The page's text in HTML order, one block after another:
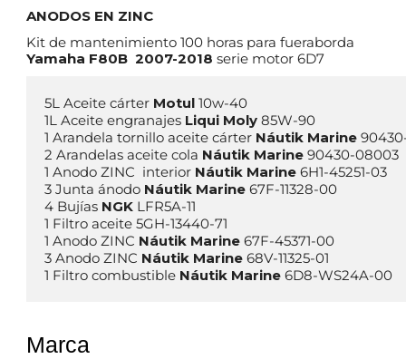
ANODOS EN ZINC
Kit de mantenimiento 100 horas para fueraborda
Yamaha F80B 2007-2018 serie motor 6D7
5L Aceite cárter Motul 10w-40
1L Aceite engranajes Liqui Moly 85W-90
1 Arandela tornillo aceite cárter Náutik Marine
2 Arandelas aceite cola Náutik Marine 90430-08003
1 Anodo ZINC  interior Náutik Marine 6H1-45251-03
3 Junta ánodo Náutik Marine 67F-11328-00
4 Bujías NGK LFR5A-11
1 Filtro aceite 5GH-13440-71
1 Anodo ZINC Náutik Marine 67F-45371-00
3 Anodo ZINC Náutik Marine 68V-11325-01
1 Filtro combustible Náutik Marine
Marca